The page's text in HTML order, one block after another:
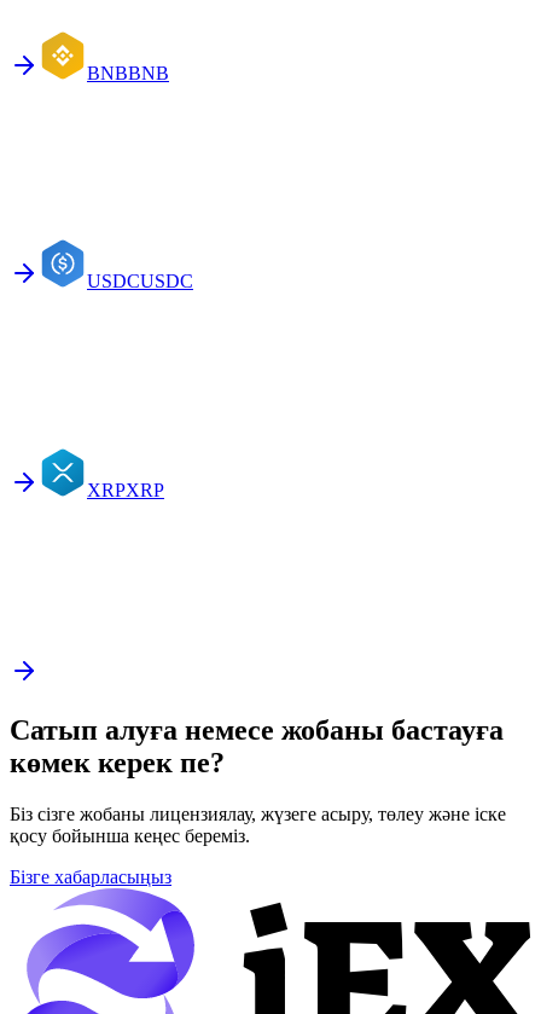
BNBBNB
USDCUSDC
XRPXRP
Сатып алуға немесе жобаны бастауға
көмек керек пе?
Біз сізге жобаны лицензиялау, жүзеге асыру, төлеу және іске
қосу бойынша кеңес береміз.
Бізге хабарласыңыз